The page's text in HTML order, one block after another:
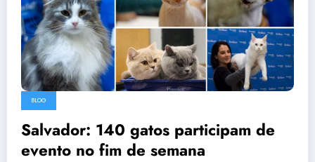
BLOG
Salvador: 140 gatos participam de
evento no fim de semana